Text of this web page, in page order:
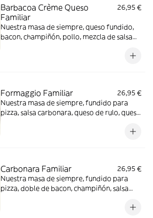
Barbacoa Crème Queso
Familiar
26,95 €
Nuestra masa de siempre, queso fundido,
bacon, champiñón, pollo, mezcla de salsa
Formaggio Familiar
26,95 €
Nuestra masa de siempre, fundido para
pizza, salsa carbonara, queso de rulo, queso
cheddar, gouda, emmental , mozzarella y
Carbonara Familiar
26,95 €
Nuestra masa de siempre, fundido para
pizza, doble de bacon, champiñón, salsa